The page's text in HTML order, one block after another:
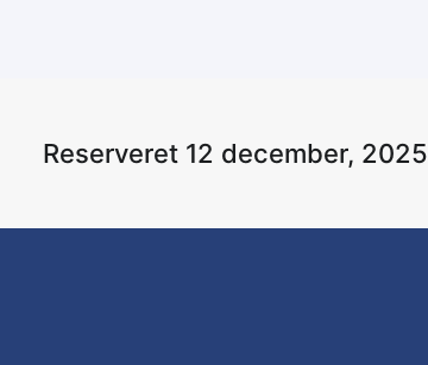
Reserveret 12 december, 2025